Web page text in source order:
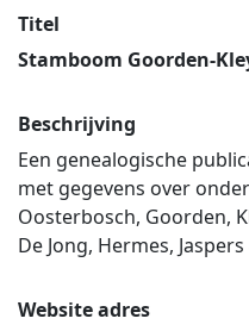
Titel
Stamboom Goorden-
Beschrijving
Een genealogische
met gegevens over
Oosterbosch, Goorden,
De Jong, Hermes,
Website adres